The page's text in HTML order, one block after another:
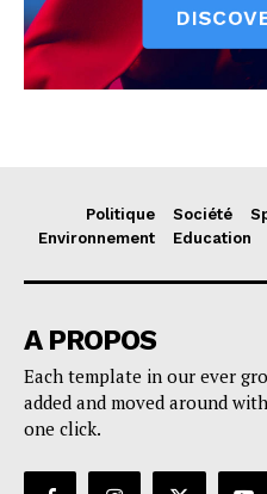
Politique Société
Environnement
Education
A PROPOS
Each template in our ever
added and moved around
one click.